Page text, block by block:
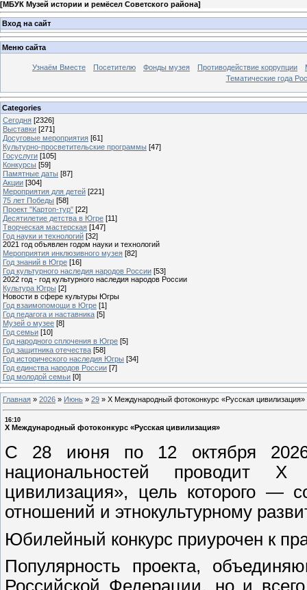
[МБУК Музей истории и ремёсел Советского района]
Вход на сайт
Меню сайта
Узнаём Вместе Посетителю Фонды музея Противодействие коррупции
Тематические года
Categories
Сегодня [2326]
Выставки [271]
Досуговые мероприятия [61]
Культурно-просветительские программы [47]
Госуслуги [105]
Конкурсы [59]
Памятные даты [87]
Акции [304]
Мероприятия для детей [221]
75 лет Победы [58]
Проект "Картоп-тур" [22]
Десятилетие детства в Югре [11]
Творческая мастерская [147]
Год науки и технологий [32]
2021 год объявлен годом науки и технологий
Мероприятия инклюзивного музея [82]
Год знаний в Югре [16]
Год культурного наследия народов России [53]
2022 год - год культурного наследия народов России
Культура Югры [2]
Новости в сфере культуры Югры
Год взаимопомощи в Югре [1]
Год педагога и наставника [5]
Музей о музее [8]
Год семьи [10]
Год народного сплочения в Югре [5]
Год защитника отечества [58]
Год исторического наследия Югры [34]
Год единства народов России [7]
Год молодой семьи [0]
Главная » 2026 » Июнь » 29 » X Международный фотоконкурс «Русская цивилизация»
16:10
X Международный фотоконкурс «Русская цивилизация»
С 28 июня по 12 октября 2026
национальностей проводит X
цивилизация», цель которого —
отношений и этнокультурному
Юбилейный конкурс приурочен к
Популярность проекта,
Российской Федерации, но и